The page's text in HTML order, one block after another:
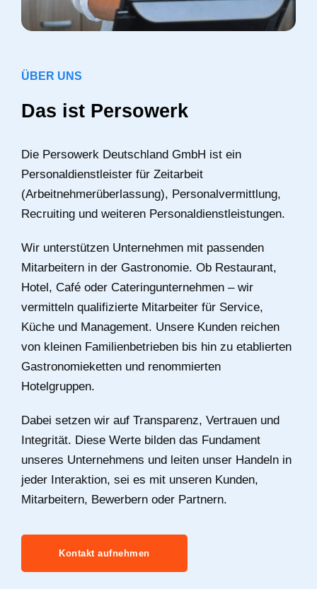
ÜBER UNS
Das ist Persowerk
Die Persowerk Deutschland GmbH ist ein
Personaldienstleister für Zeitarbeit
(Arbeitnehmerüberlassung), Personalvermittlung,
Recruiting und weiteren Personaldienstleistungen.
Wir unterstützen Unternehmen mit passenden
Mitarbeitern in der Gastronomie. Ob Restaurant,
Hotel, Café oder Cateringunternehmen – wir
vermitteln qualifizierte Mitarbeiter für Service,
Küche und Management. Unsere Kunden reichen
von kleinen Familienbetrieben bis hin zu etablierten
Gastronomieketten und renommierten
Hotelgruppen.
Dabei setzen wir auf Transparenz, Vertrauen und
Integrität. Diese Werte bilden das Fundament
unseres Unternehmens und leiten unser Handeln in
jeder Interaktion, sei es mit unseren Kunden,
Mitarbeitern, Bewerbern oder Partnern.
Kontakt aufnehmen